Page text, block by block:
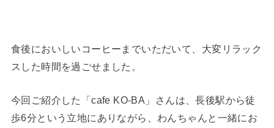
食後においしいコーヒーまでいただいて、大変リラック
スした時間を過ごせました。
今回ご紹介した「cafe KO-BA」さんは、長後駅から徒
歩6分という立地にありながら、わんちゃんと一緒にお